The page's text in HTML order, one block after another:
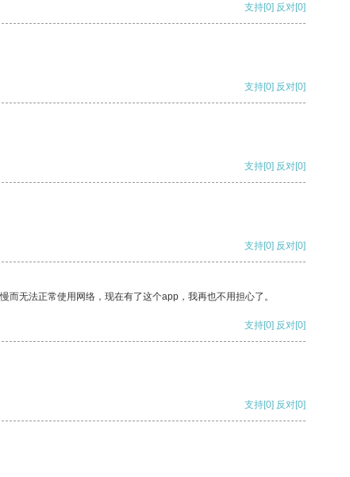
支持[0] 反对[0]
支持[0] 反对[0]
支持[0] 反对[0]
支持[0] 反对[0]
无法正常使用网络，现在有了这个app，我再也不用担心了。
支持[0] 反对[0]
支持[0] 反对[0]